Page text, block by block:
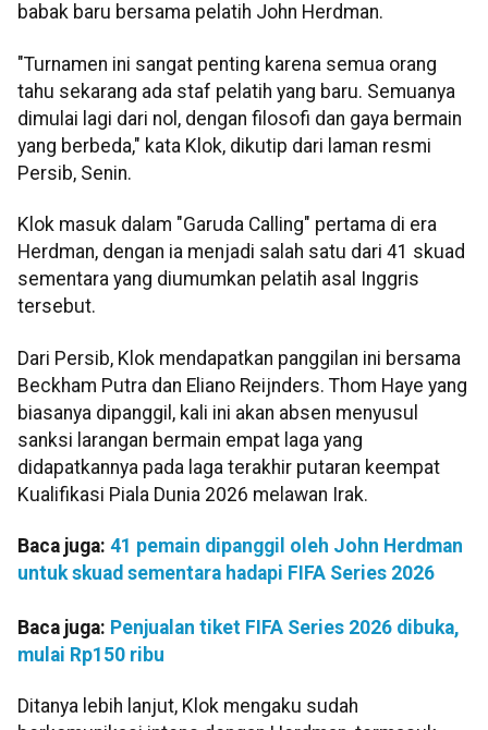
babak baru bersama pelatih John Herdman.
"Turnamen ini sangat penting karena semua orang
tahu sekarang ada staf pelatih yang baru. Semuanya
dimulai lagi dari nol, dengan filosofi dan gaya bermain
yang berbeda," kata Klok, dikutip dari laman resmi
Persib, Senin.
Klok masuk dalam "Garuda Calling" pertama di era
Herdman, dengan ia menjadi salah satu dari 41 skuad
sementara yang diumumkan pelatih asal Inggris
tersebut.
Dari Persib, Klok mendapatkan panggilan ini bersama
Beckham Putra dan Eliano Reijnders. Thom Haye yang
biasanya dipanggil, kali ini akan absen menyusul
sanksi larangan bermain empat laga yang
didapatkannya pada laga terakhir putaran keempat
Kualifikasi Piala Dunia 2026 melawan Irak.
Baca juga: 41 pemain dipanggil oleh John Herdman
untuk skuad sementara hadapi FIFA Series 2026
Baca juga: Penjualan tiket FIFA Series 2026 dibuka,
mulai Rp150 ribu
Ditanya lebih lanjut, Klok mengaku sudah